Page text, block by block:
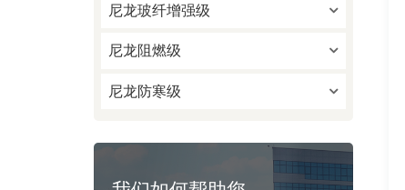
尼龙玻纤增强级
尼龙阻燃级
尼龙防寒级